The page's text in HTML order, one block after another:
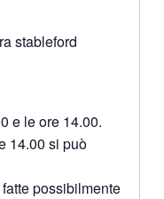
stableford
e le ore 14.00.
14.00 si può
possibilmente